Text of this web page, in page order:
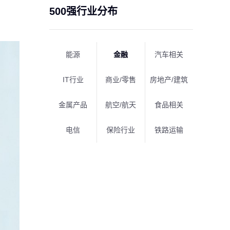
500强行业分布
能源 金融 汽车相关
IT行业 商业/零售 房地产/建筑
金属产品 航空/航天 食品相关
电信 保险行业 铁路运输